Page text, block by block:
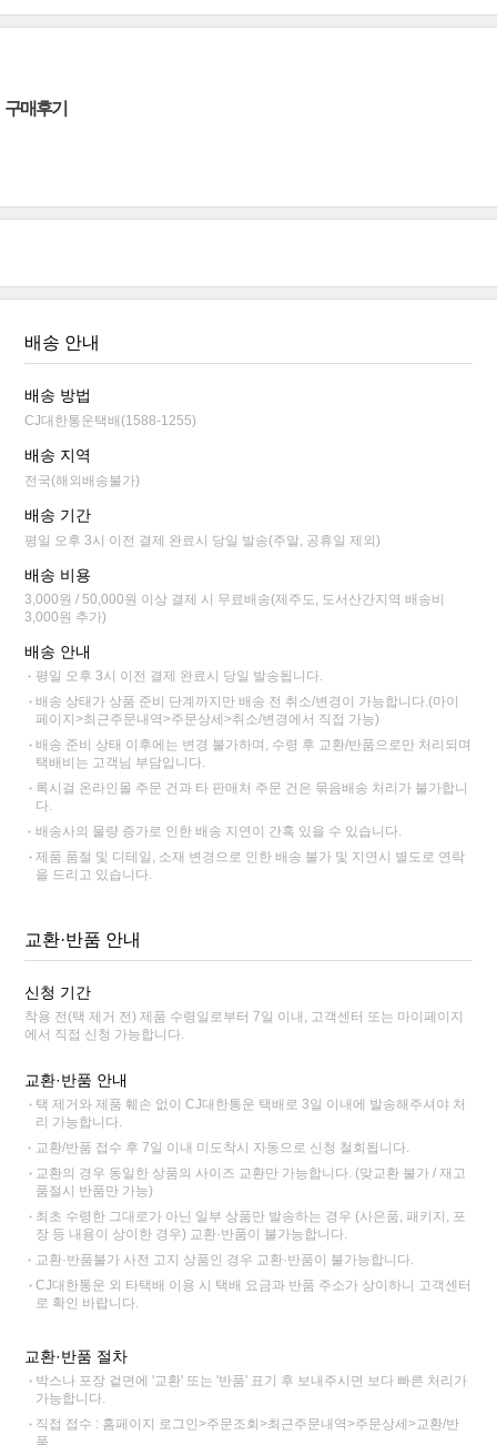
구매후기
배송 안내
배송 방법
CJ대한통운택배(1588-1255)
배송 지역
전국(해외배송불가)
배송 기간
평일 오후 3시 이전 결제 완료시 당일 발송(주말, 공휴일 제외)
배송 비용
3,000원 / 50,000원 이상 결제 시 무료배송(제주도, 도서산간지역 배송비
3,000원 추가)
배송 안내
평일 오후 3시 이전 결제 완료시 당일 발송됩니다.
배송 상태가 상품 준비 단계까지만 배송 전 취소/변경이 가능합니다.(마이
페이지>최근주문내역>주문상세>취소/변경에서 직접 가능)
배송 준비 상태 이후에는 변경 불가하며, 수령 후 교환/반품으로만 처리되며
택배비는 고객님 부담입니다.
록시걸 온라인몰 주문 건과 타 판매처 주문 건은 묶음배송 처리가 불가합니
다.
배송사의 물량 증가로 인한 배송 지연이 간혹 있을 수 있습니다.
제품 품절 및 디테일, 소재 변경으로 인한 배송 불가 및 지연시 별도로 연락
을 드리고 있습니다.
교환·반품 안내
신청 기간
착용 전(택 제거 전) 제품 수령일로부터 7일 이내, 고객센터 또는 마이페이지
에서 직접 신청 가능합니다.
교환·반품 안내
택 제거와 제품 훼손 없이 CJ대한통운 택배로 3일 이내에 발송해주셔야 처
리 가능합니다.
교환/반품 접수 후 7일 이내 미도착시 자동으로 신청 철회됩니다.
교환의 경우 동일한 상품의 사이즈 교환만 가능합니다. (맞교환 불가 / 재고
품절시 반품만 가능)
최초 수령한 그대로가 아닌 일부 상품만 발송하는 경우 (사은품, 패키지, 포
장 등 내용이 상이한 경우) 교환·반품이 불가능합니다.
교환·반품불가 사전 고지 상품인 경우 교환·반품이 불가능합니다.
CJ대한통운 외 타택배 이용 시 택배 요금과 반품 주소가 상이하니 고객센터
로 확인 바랍니다.
교환·반품 절차
박스나 포장 겉면에 '교환' 또는 '반품' 표기 후 보내주시면 보다 빠른 처리가
가능합니다.
직접 접수 : 홈페이지 로그인>주문조회>최근주문내역>주문상세>교환/반
품